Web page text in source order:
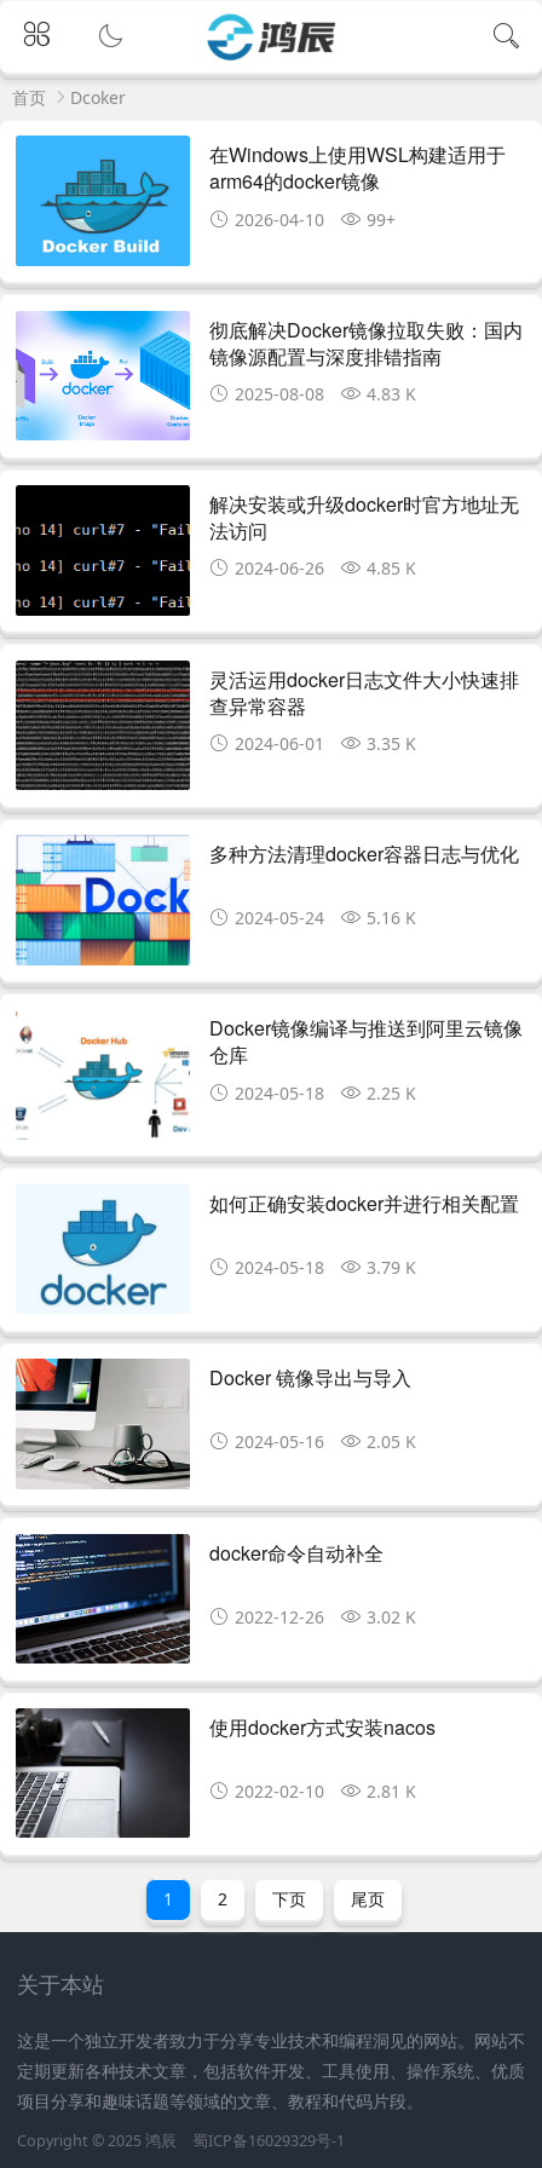
首页 Dcoker
在Windows上使用WSL构建适用于
arm64的docker镜像
2026-04-10 99+
彻底解决Docker镜像拉取失败：国内
镜像源配置与深度排错指南
2025-08-08 4.83 K
解决安装或升级docker时官方地址无
法访问
2024-06-26 4.85 K
灵活运用docker日志文件大小快速排
查异常容器
2024-06-01 3.35 K
多种方法清理docker容器日志与优化
2024-05-24 5.16 K
Docker镜像编译与推送到阿里云镜像
仓库
2024-05-18 2.25 K
如何正确安装docker并进行相关配置
2024-05-18 3.79 K
Docker 镜像导出与导入
2024-05-16 2.05 K
docker命令自动补全
2022-12-26 3.02 K
使用docker方式安装nacos
2022-02-10 2.81 K
1 2 下页 尾页
关于本站
这是一个独立开发者致力于分享专业技术和编程洞见的网站。网站不
定期更新各种技术文章，包括软件开发、工具使用、操作系统、优质
项目分享和趣味话题等领域的文章、教程和代码片段。
Copyright © 2025鸿辰 蜀ICP备16029329号-1